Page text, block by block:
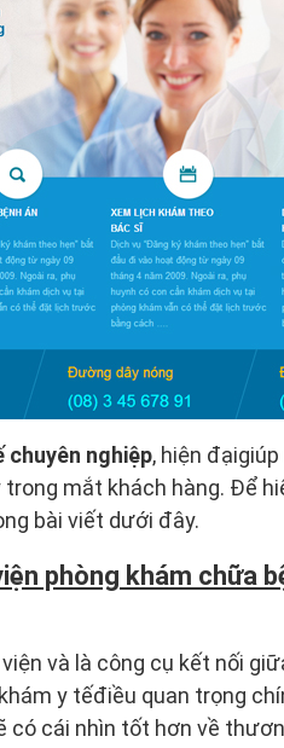
chuyên nghiệp, hiện
mắt khách hàng. Để
bài viết dưới đây.
phòng khám chữa
và là công cụ kết nối
y tếđiều quan trọng
cái nhìn tốt hơn về